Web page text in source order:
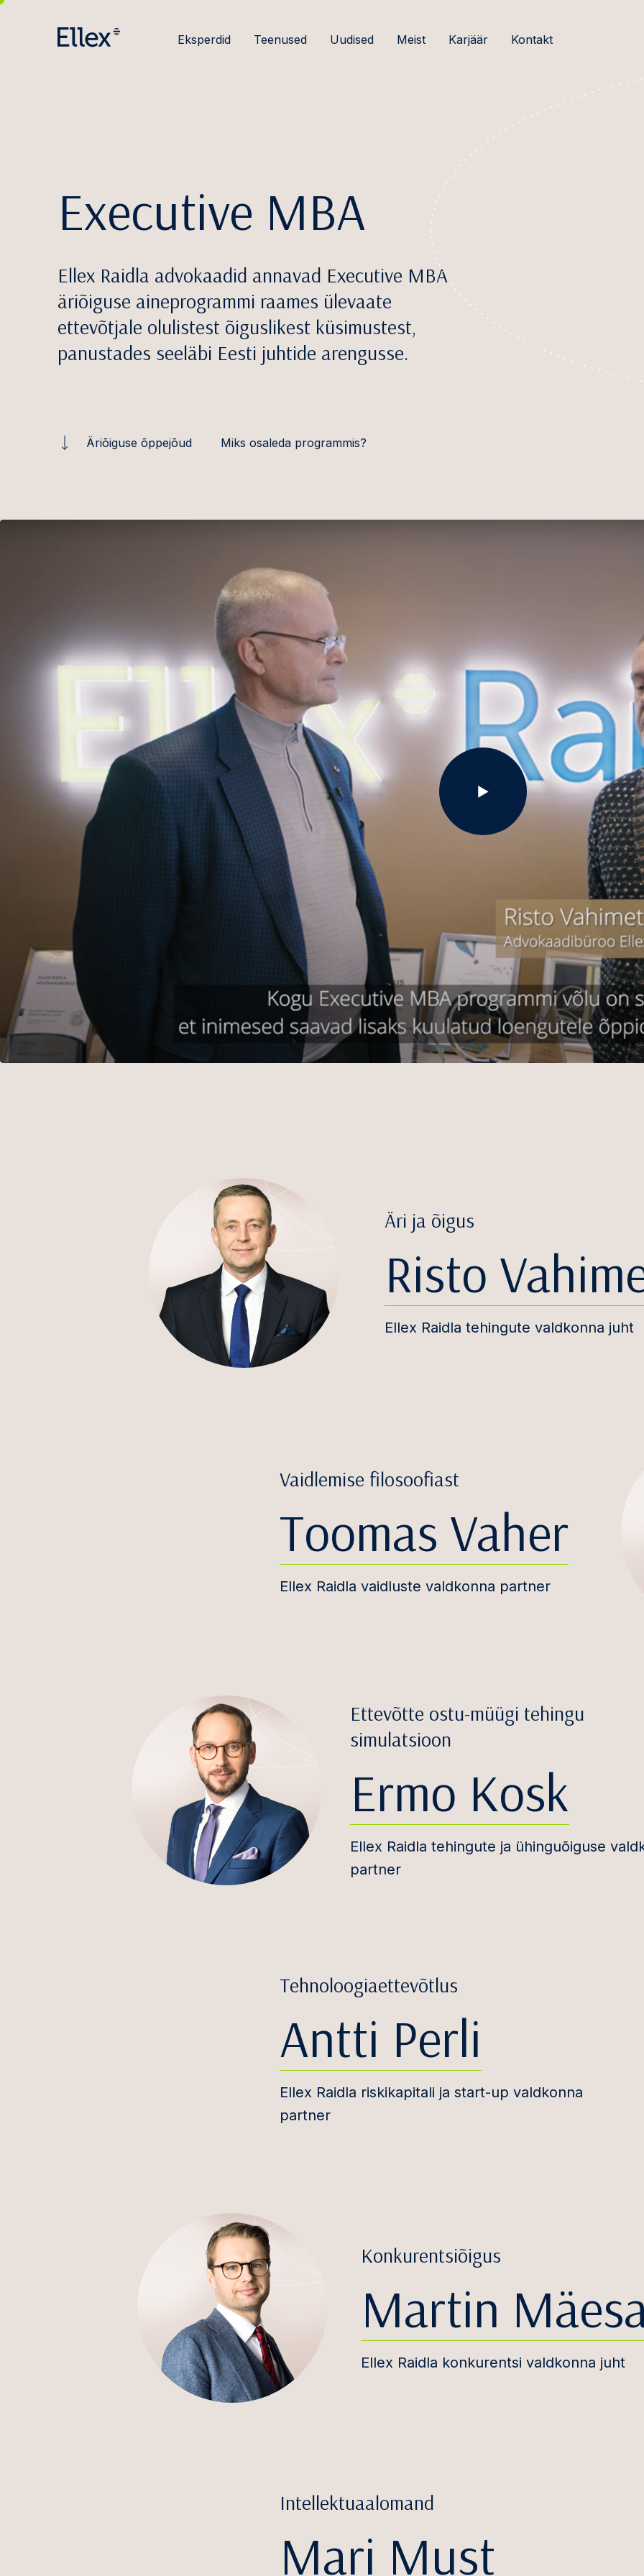
Eksperdid Teenused Uudised Meist Karjäär Kontakt
Executive MBA
Ellex Raidla advokaadid annavad Executive MBA
äriõiguse aineprogrammi raames ülevaate
ettevõtjale olulistest õiguslikest küsimustest,
panustades seeläbi Eesti juhtide arengusse.
Äriõiguse õppejõud Miks osaleda programmis?
Äri ja õigus
Risto
Ellex Raidla tehingute valdkonna juht
Vaidlemise filosoofiast
Toomas Vaher
Ellex Raidla vaidluste valdkonna partner
Ettevõtte ostu-müügi tehingu
simulatsioon
Ermo Kosk
Ellex Raidla tehingute ja ühinguõiguse
partner
Tehnoloogiaettevõtlus
Antti Perli
Ellex Raidla riskikapitali ja start-up valdkonna
partner
Konkurentsiõigus
Martin
Ellex Raidla konkurentsi valdkonna juht
Intellektuaalomand
Mari Must